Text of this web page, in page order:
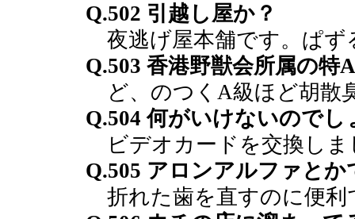
Q.502 引越し屋か？
夜逃げ屋本舗です。ぱず
Q.503 香港野獣会所属の
ど、のつくA級ほど胡散
Q.504 何がいけないので
ビデオカードを交換しま
Q.505 アロンアルファとか
折れた歯を直すのに便利